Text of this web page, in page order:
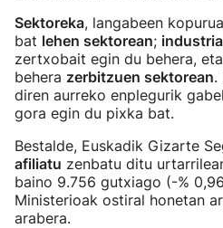
Sektoreka, langabeen
bat lehen sektorean;
zertxobait egin du behera,
behera zerbitzuen sektorean.
diren aurreko enplegurik
gora egin du pixka bat.
Bestalde, Euskadik Gizarte
afiliatu zenbatu ditu
baino 9.756 gutxiago (-%
Ministerioak ostiral honetan
arabera.